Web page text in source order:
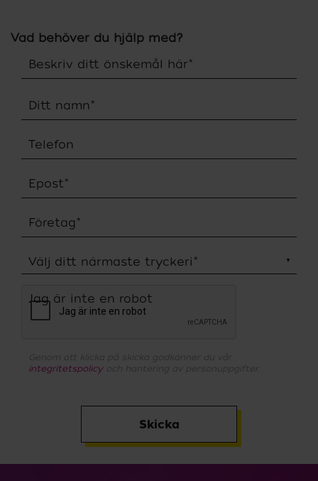
Vad behöver du hjälp med?
Beskriv ditt önskemål här*
Ditt namn*
Telefon
Epost*
Företag *
Välj ditt närmaste tryckeri *
Jag är inte en robot
Genom att klicka på skicka godkänner du vår
integritetspolicyoch hantering av personuppgifter.
Skicka